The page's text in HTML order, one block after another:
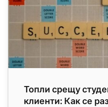
Топли срещу
клиенти: Как се